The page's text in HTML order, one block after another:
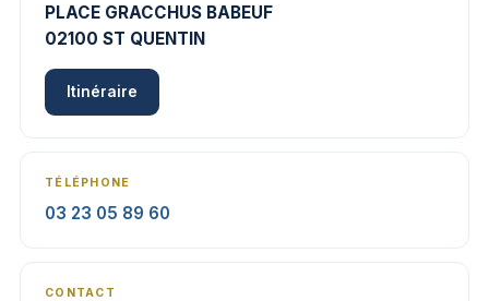
PLACE GRACCHUS BABEUF
02100 ST QUENTIN
Itinéraire
TÉLÉPHONE
03 23 05 89 60
CONTACT